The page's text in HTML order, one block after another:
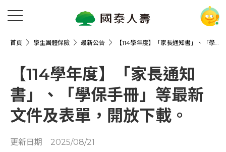
首頁 學生團體保險 最新公告 【114學年度】「家長通知書」、「學保手冊」等最新文件及表單，開放下載。
【114學年度】「家長通知
書」、「學保手冊」等最新
文件及表單，開放下載。
更新日期 2025/08/21